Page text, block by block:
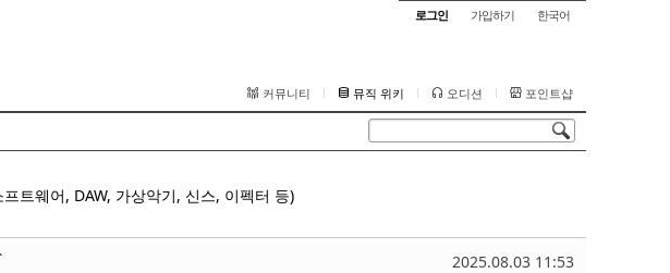
로그인 가입하기 한국어
커뮤니티 뮤직 위키 오디션 포인트샵
트웨어, DAW, 가상악기, 신스, 이펙터 등)
2025.08.03 11:53